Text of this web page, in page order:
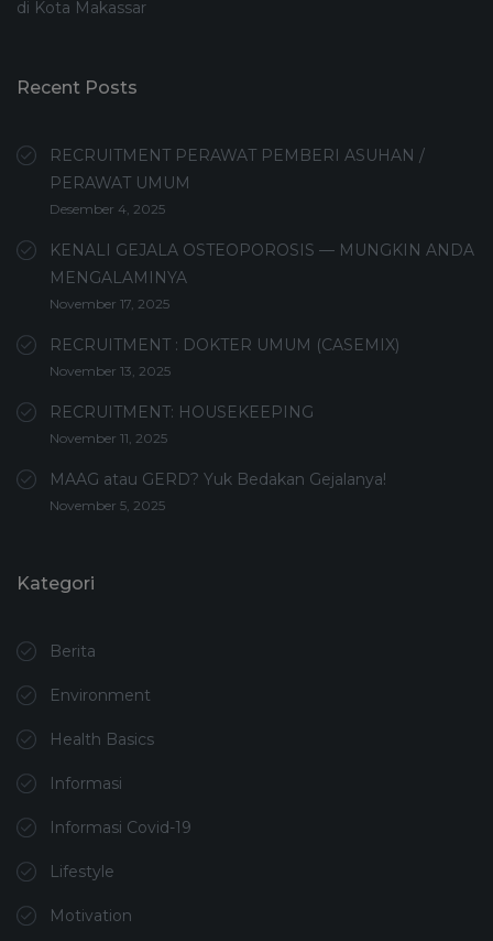
di Kota Makassar
Recent Posts
RECRUITMENT PERAWAT PEMBERI ASUHAN /
PERAWAT UMUM
Desember 4, 2025
KENALI GEJALA OSTEOPOROSIS — MUNGKIN ANDA
MENGALAMINYA
November 17, 2025
RECRUITMENT : DOKTER UMUM (CASEMIX)
November 13, 2025
RECRUITMENT: HOUSEKEEPING
November 11, 2025
MAAG atau GERD? Yuk Bedakan Gejalanya!
November 5, 2025
Kategori
Berita
Environment
Health Basics
Informasi
Informasi Covid-19
Lifestyle
Motivation